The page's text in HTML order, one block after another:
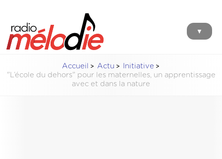
▼
Accueil Actu
Initiative
"L’école du dehors" pour les maternelles, un apprentissage
avec et dans la nature